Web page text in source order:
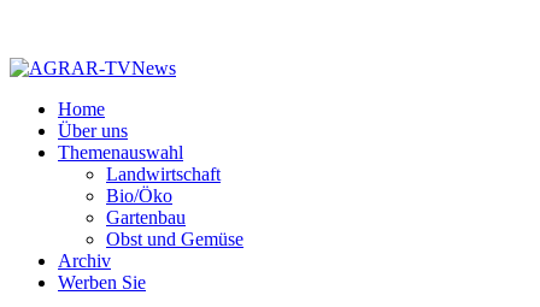
Home
Über uns
Themenauswahl
Landwirtschaft
Bio/Öko
Gartenbau
Obst und Gemüse
Archiv
Werben Sie